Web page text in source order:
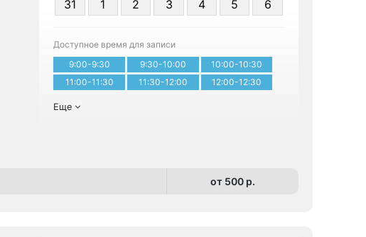
31
1 2 3 4 5 6
Доступное время для записи
9:00-9:30
9:30-10:00
10:00-10:30
11:00-11:30
11:30-12:00 12:00-12:30
Еще
от 500 p.